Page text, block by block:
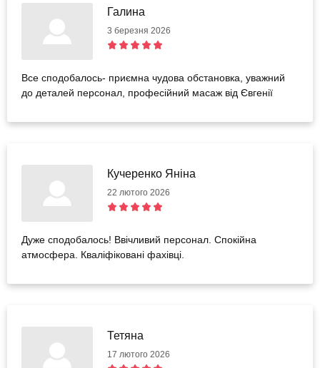
Галина
3 березня 2026
Все сподобалось- приємна чудова обстановка, уважний
до деталей персонал, професійний масаж від Євгенії
Кучеренко Яніна
22 лютого 2026
Дуже сподобалось! Ввічливий персонал. Спокійна
атмосфера. Кваліфіковані фахівці.
Тетяна
17 лютого 2026